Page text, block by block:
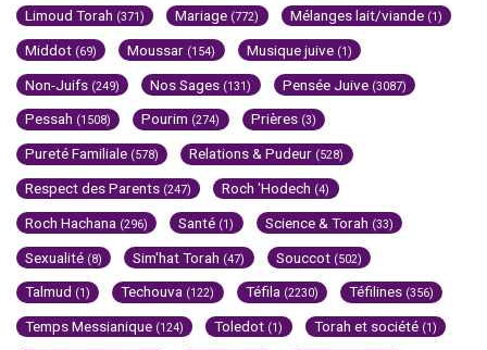
Limoud Torah (371) Mariage (772) Mélanges lait/viande (1)
Middot (69) Moussar (154) Musique juive (1)
Non-Juifs (249) Nos Sages (131) Pensée Juive (3087)
Pessah (1508) Pourim (274) Prières (3)
Pureté Familiale (578) Relations & Pudeur (528)
Respect des Parents (247) Roch 'Hodech (4)
Roch Hachana (296) Santé (1) Science & Torah (33)
Sexualité (8) Sim'hat Torah (47) Souccot (502)
Talmud (1) Techouva (122) Téfila (2230) Téfilines (356)
Temps Messianique (124) Toledot (1) Torah et société (1)